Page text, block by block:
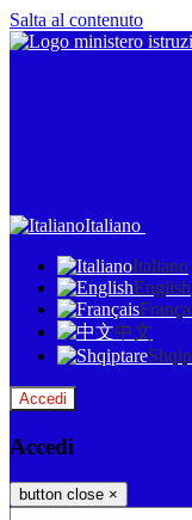
Salta al contenuto
Italiano
Italiano
English
中文
Accedi
Accedi
button close ×